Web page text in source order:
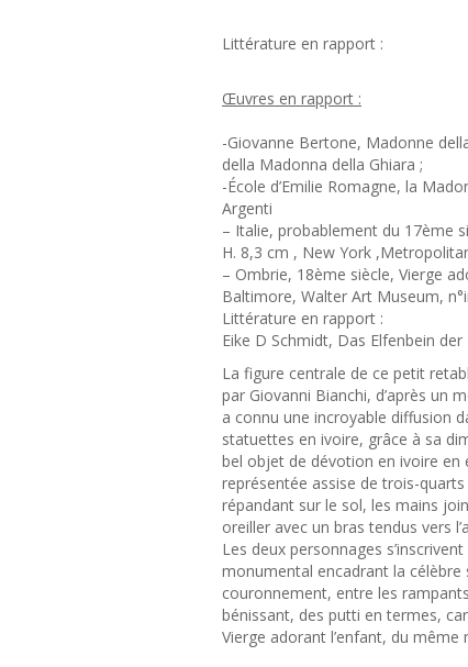
Littérature en rapport :
Œuvres en rapport :
-Giovanne Bertone, Madonne
della Madonna della Ghiara ;
-École d’Emilie Romagne, la
Argenti
– Italie, probablement du 17ème
H. 8,3 cm , New York
– Ombrie, 18ème siècle, Vierge
Baltimore, Walter Art Museum,
Littérature en rapport :
Eike D Schmidt, Das Elfenbein
La figure centrale de ce petit
par Giovanni Bianchi, d’après un
a connu une incroyable diffusion
statuettes en ivoire, grâce à sa
bel objet de dévotion en ivoire en
représentée assise de trois-
répandant sur le sol, les mains
oreiller avec un bras tendus vers
Les deux personnages
monumental encadrant la célèbre
couronnement, entre les
bénissant, des putti en termes,
Vierge adorant l’enfant, du même